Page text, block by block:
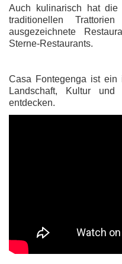
Auch kulinarisch hat
traditionellen
ausgezeichnete
Sterne-Restaurants.
Casa Fontegenga ist ein
Landschaft, Kultur
entdecken.